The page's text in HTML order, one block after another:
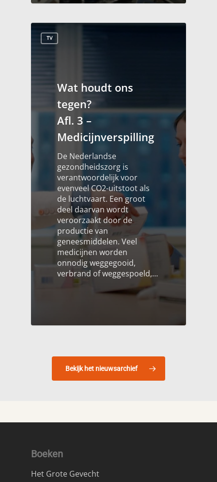
TV
Wat houdt ons
tegen?
Afl. 3 –
Medicijnverspilling
De Nederlandse
gezondheidszorg is
verantwoordelijk voor
evenveel CO2-uitstoot als
de luchtvaart. Een groot
deel daarvan wordt
veroorzaakt door de
productie van
geneesmiddelen. Veel
medicijnen worden
onnodig weggegooid,
verbrand of weggespoeld,…
Bekijk het nieuwsarchief
Boeken
Het Grote Gevecht